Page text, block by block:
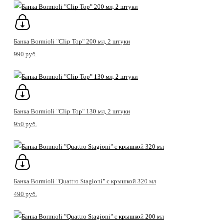
Банка Bormioli "Clip Top" 200 мл, 2 штуки
990 pуб.
Банка Bormioli "Clip Top" 130 мл, 2 штуки
950 pуб.
Банка Bormioli "Quattro Stagioni" с крышкой 320 мл
490 pуб.